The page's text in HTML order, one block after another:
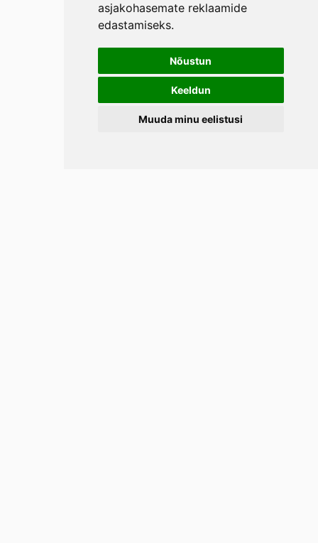
asjakohasemate reklaamide
edastamiseks.
Nõustun
Keeldun
Muuda minu eelistusi